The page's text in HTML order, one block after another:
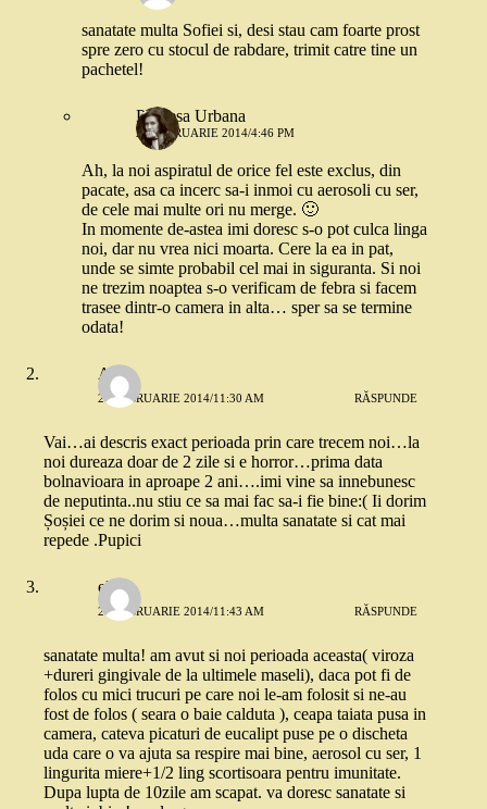
sanatate multa Sofiei si, desi stau cam foarte prost
spre zero cu stocul de rabdare, trimit catre tine un
pachetel!
Printesa Urbana
26 FEBRUARIE 2014/4:46 PM
Ah, la noi aspiratul de orice fel este exclus, din
pacate, asa ca incerc sa-i inmoi cu aerosoli cu ser,
de cele mai multe ori nu merge. 🙂
In momente de-astea imi doresc s-o pot culca linga
noi, dar nu vrea nici moarta. Cere la ea in pat,
unde se simte probabil cel mai in siguranta. Si noi
ne trezim noaptea s-o verificam de febra si facem
trasee dintr-o camera in alta… sper sa se termine
odata!
Alina
26 FEBRUARIE 2014/11:30 AM RĂSPUNDE
Vai…ai descris exact perioada prin care trecem noi…la
noi dureaza doar de 2 zile si e horror…prima data
bolnavioara in aproape 2 ani….imi vine sa innebunesc
de neputinta..nu stiu ce sa mai fac sa-i fie bine:( Ii dorim
Șoșiei ce ne dorim si noua…multa sanatate si cat mai
repede .Pupici
elena
26 FEBRUARIE 2014/11:43 AM RĂSPUNDE
sanatate multa! am avut si noi perioada aceasta( viroza
+dureri gingivale de la ultimele maseli), daca pot fi de
folos cu mici trucuri pe care noi le-am folosit si ne-au
fost de folos ( seara o baie calduta ), ceapa taiata pusa in
camera, cateva picaturi de eucalipt puse pe o discheta
uda care o va ajuta sa respire mai bine, aerosol cu ser, 1
lingurita miere+1/2 ling scortisoara pentru imunitate.
Dupa lupta de 10zile am scapat. va doresc sanatate si